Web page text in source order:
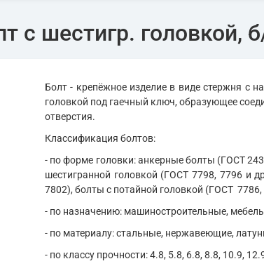
с шестигр. головкой,
Болт - крепёжное изделие в виде стержня с
головкой под гаечный ключ, образующее
отверстия.
Классификация болтов:
- по форме головки: анкерные болты (ГОСТ
шестигранной головкой (ГОСТ 7798, 7796 и
7802), болты с потайной головкой (ГОСТ
- по назначению: машиностроительные,
- по материалу: стальные, нержавеющие,
- по классу прочности: 4.8, 5.8, 6.8, 8.8, 10.9,